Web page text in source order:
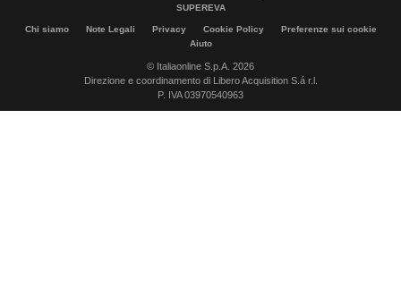
SUPEREVA
Chi siamo Note Legali Privacy Cookie Policy
Preferenze sui cookie
Aiuto
© Italiaonline S.p.A. 2026
Direzione e coordinamento di Libero Acquisition S.á r.l.
P. IVA 03970540963